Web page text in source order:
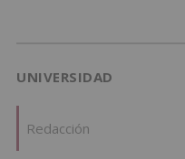
UNIVERSIDAD
Redacción